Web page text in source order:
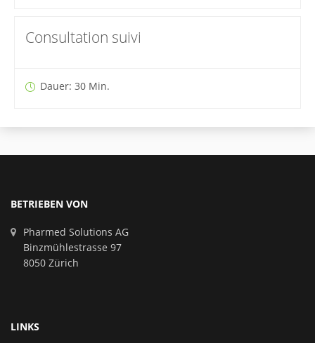
Consultation suivi
Dauer: 30 Min.
BETRIEBEN VON
Pharmed Solutions AG
Binzmühlestrasse 97
8050 Zürich
LINKS